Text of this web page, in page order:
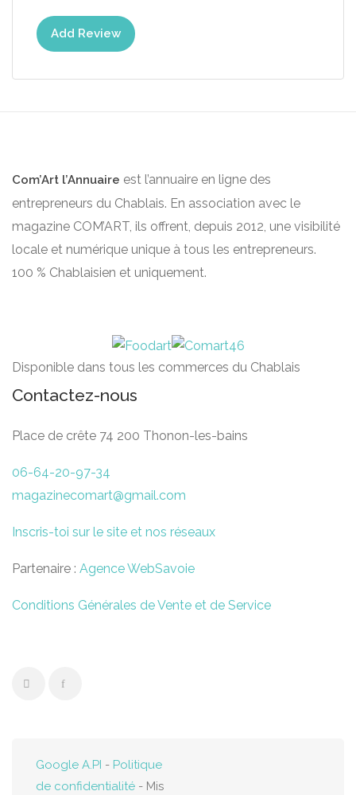
Add Review
Com’Art l’Annuaire est l’annuaire en ligne des
entrepreneurs du Chablais. En association avec le
magazine COM’ART, ils offrent, depuis 2012, une visibilité
locale et numérique unique à tous les entrepreneurs.
100 % Chablaisien et uniquement.
Disponible dans tous les commerces du Chablais
Contactez-nous
Place de crête 74 200 Thonon-les-bains
06-64-20-97-34
magazinecomart@gmail.com
Inscris-toi sur le site et nos réseaux
Partenaire : Agence WebSavoie
Conditions Générales de Vente et de Service
Google A.PI - Politique
de confidentialité - Mis